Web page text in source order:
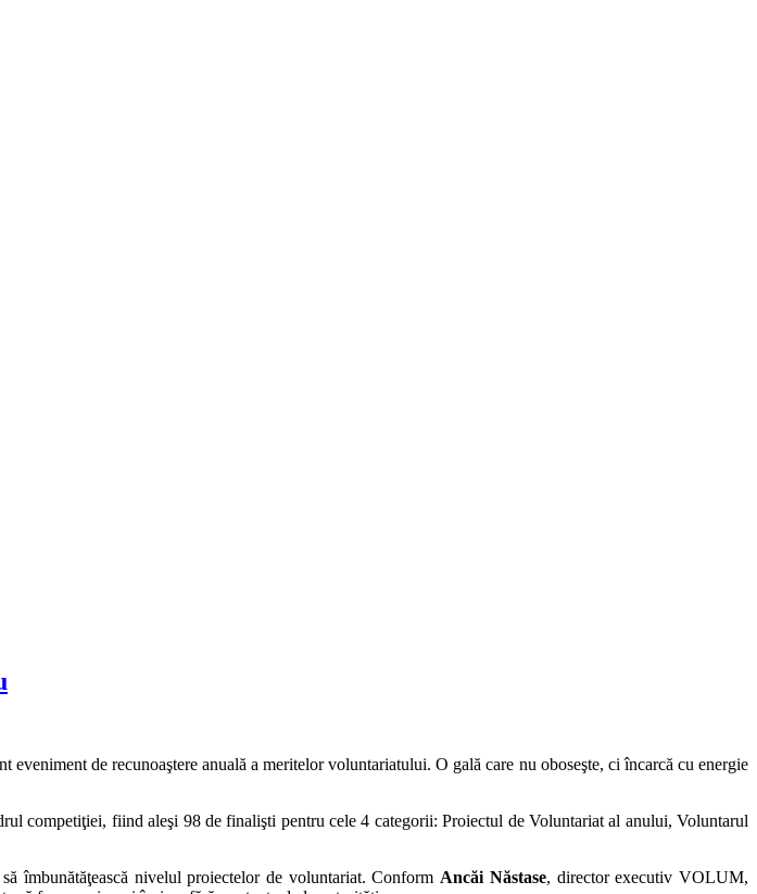
eveniment de recunoaştere anuală a meritelor voluntariatului. O gală care nu oboseşte, ci încarcă cu energie
competiţiei, fiind aleşi 98 de finalişti pentru cele 4 categorii: Proiectul de Voluntariat al anului, Voluntarul
îmbunătăţească nivelul proiectelor de voluntariat. Conform Ancăi Năstase, director executiv VOLUM,